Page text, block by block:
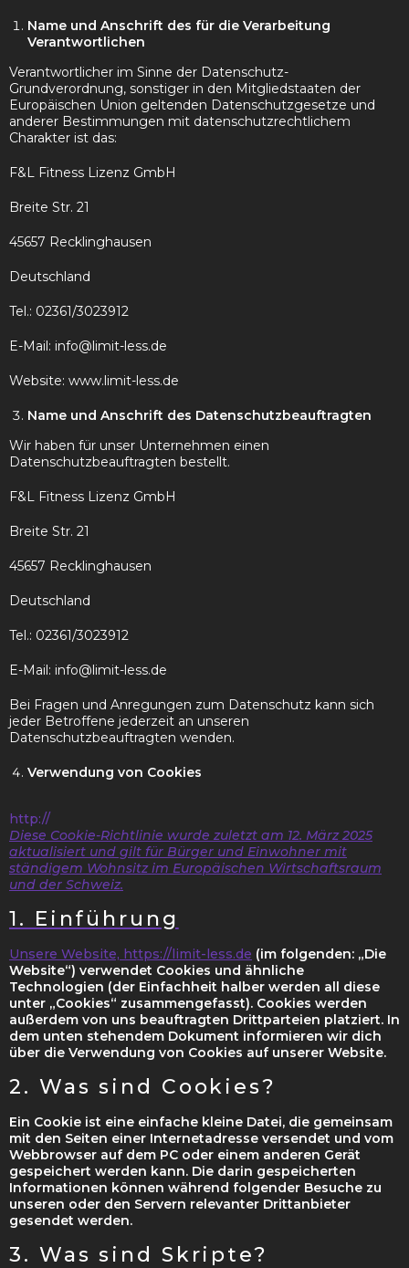
Name und Anschrift des für die Verarbeitung
Verantwortlichen
Verantwortlicher im Sinne der Datenschutz-
Grundverordnung, sonstiger in den Mitgliedstaaten der
Europäischen Union geltenden Datenschutzgesetze und
anderer Bestimmungen mit datenschutzrechtlichem
Charakter ist das:
F&L Fitness Lizenz GmbH
Breite Str. 21
45657 Recklinghausen
Deutschland
Tel.: 02361/3023912
E-Mail: info@limit-less.de
Website: www.limit-less.de
Name und Anschrift des Datenschutzbeauftragten
Wir haben für unser Unternehmen einen
Datenschutzbeauftragten bestellt.
F&L Fitness Lizenz GmbH
Breite Str. 21
45657 Recklinghausen
Deutschland
Tel.: 02361/3023912
E-Mail: info@limit-less.de
Bei Fragen und Anregungen zum Datenschutz kann sich
jeder Betroffene jederzeit an unseren
Datenschutzbeauftragten wenden.
Verwendung von Cookies
http://
Diese Cookie-Richtlinie wurde zuletzt am 12. März 2025
aktualisiert und gilt für Bürger und Einwohner mit
ständigem Wohnsitz im Europäischen Wirtschaftsraum
und der Schweiz.
1. Einführung
Unsere Website, https://limit-less.de (im folgenden: „Die
Website“) verwendet Cookies und ähnliche
Technologien (der Einfachheit halber werden all diese
unter „Cookies“ zusammengefasst). Cookies werden
außerdem von uns beauftragten Drittparteien platziert. In
dem unten stehendem Dokument informieren wir dich
über die Verwendung von Cookies auf unserer Website.
2. Was sind Cookies?
Ein Cookie ist eine einfache kleine Datei, die gemeinsam
mit den Seiten einer Internetadresse versendet und vom
Webbrowser auf dem PC oder einem anderen Gerät
gespeichert werden kann. Die darin gespeicherten
Informationen können während folgender Besuche zu
unseren oder den Servern relevanter Drittanbieter
gesendet werden.
3. Was sind Skripte?